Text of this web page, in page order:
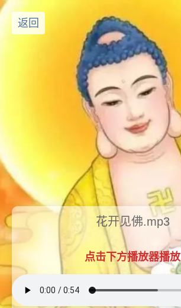
返回
花开见佛.mp3
点击下方播放器播放